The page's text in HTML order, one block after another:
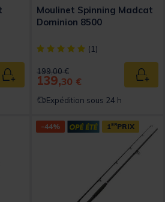
Rating
Ajouter au panier
Moulinet Spinning Madcat
Dominion 8500
[object Object] out of 5
(1)
Price reduced from
199,00 €to
139,30 €
Expédition sous 24 h
-44% 1 ERPRIX